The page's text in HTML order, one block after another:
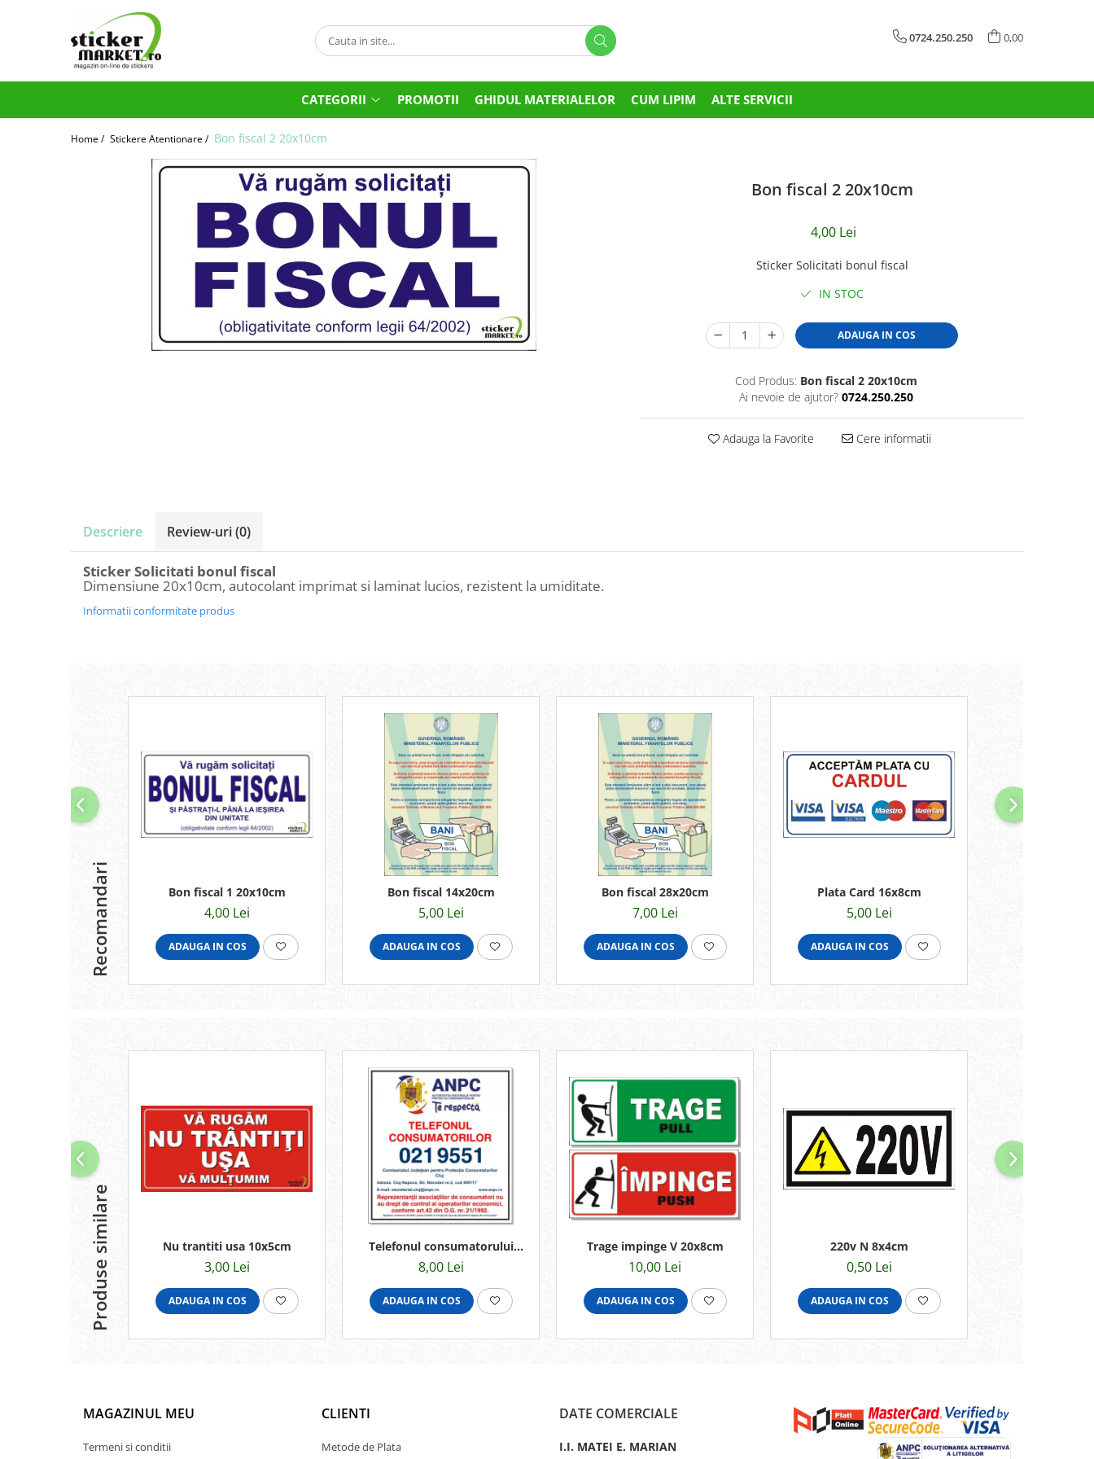
Categorii
0724.250.250 0,00
CATEGORII PROMOTII GHIDUL MATERIALELOR CUM LIPIM ALTE SERVICII
Home / Stickere Atentionare / Bon fiscal 2 20x10cm
Bon fiscal 2 20x10cm
4,00 Lei
Sticker Solicitati bonul fiscal
IN STOC
ADAUGA IN COS
Cod Produs: Bon fiscal 2 20x10cm
Ai nevoie de ajutor? 0724.250.250
Adauga la Favorite Cere informatii
Descriere Review-uri(0)
Sticker Solicitati bonul fiscal
Dimensiune 20x10cm, autocolant imprimat si laminat lucios, rezistent la umiditate.
Informatii conformitate produs
Recomandari Bon fiscal 1 20x10cm
4,00 Lei
ADAUGA IN COS
Bon fiscal 14x20cm
5,00 Lei
ADAUGA IN COS
Bon fiscal 28x20cm
7,00 Lei
ADAUGA IN COS
Plata Card 16x8cm
5,00 Lei
ADAUGA IN COS
NOU
Produse similare Nu trantiti usa 10x5cm
3,00 Lei
ADAUGA IN COS
Telefonul consumatorului
13x12cm
8,00 Lei
ADAUGA IN COS
Trage impinge V 20x8cm
10,00 Lei
ADAUGA IN COS
220v N 8x4cm
0,50 Lei
ADAUGA IN COS
MAGAZINUL MEU
Termeni si conditii
CLIENTI
Metode de Plata
DATE COMERCIALE
I.I. MATEI E. MARIAN